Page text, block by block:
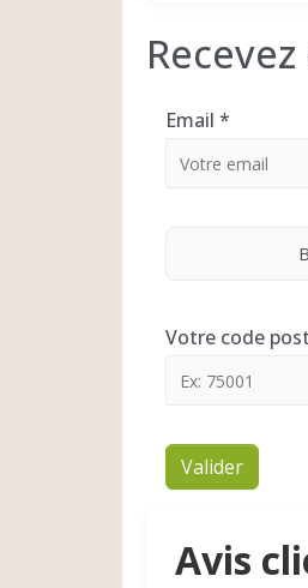
Email *
Votre code
Valider
Avis